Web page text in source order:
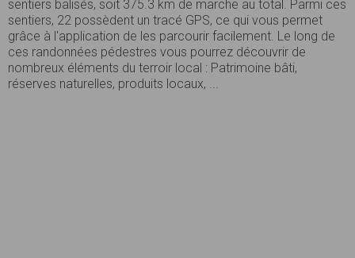
sentiers balisés, soit 375.3 km de marche au total. Parmi ces
sentiers, 22 possèdent un tracé GPS, ce qui vous permet
grâce à l'application de les parcourir facilement. Le long de
ces randonnées pédestres vous pourrez découvrir de
nombreux éléments du terroir local : Patrimoine bâti,
réserves naturelles, produits locaux, ...